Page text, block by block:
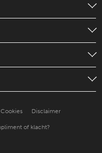
Cookies Disclaimer
of klacht?